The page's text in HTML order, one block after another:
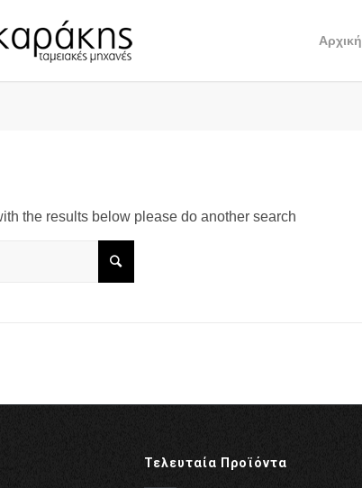
Αρχική
the results below please do another search
Τελευταία Προϊόντα